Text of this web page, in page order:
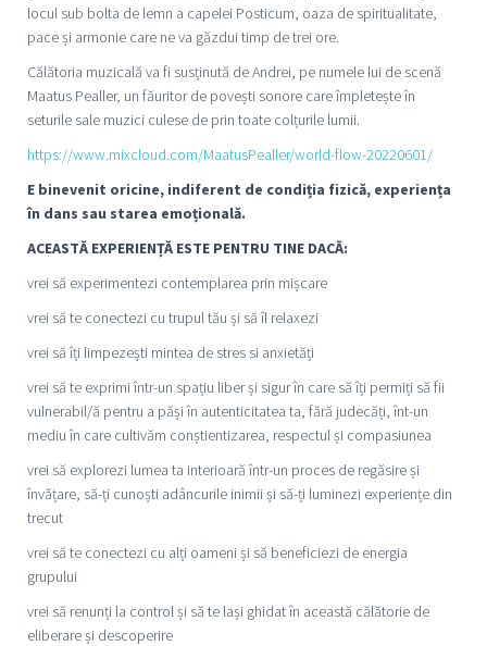
locul sub bolta de lemn a capelei Posticum, oaza de spiritualitate,
pace și armonie care ne va găzdui timp de trei ore.
Călătoria muzicală va fi susținută de Andrei, pe numele lui de scenă
Maatus Pealler, un făuritor de povești sonore care împletește în
seturile sale muzici culese de prin toate colțurile lumii.
https://www.mixcloud.com/MaatusPealler/world-flow-20220601/
E binevenit oricine, indiferent de condiția fizică, experiența
în dans sau starea emoțională.
ACEASTĂ EXPERIENȚĂ ESTE PENTRU TINE DACĂ:
vrei să experimentezi contemplarea prin mișcare
vrei să te conectezi cu trupul tău și să îl relaxezi
vrei să îți limpezești mintea de stres si anxietăți
vrei să te exprimi într-un spațiu liber și sigur în care să îți permiți să fii
vulnerabil/ă pentru a păși în autenticitatea ta, fără judecăți, înt-un
mediu în care cultivăm conștientizarea, respectul și compasiunea
vrei să explorezi lumea ta interioară într-un proces de regăsire și
învățare, să-ți cunoști adâncurile inimii și să-ți luminezi experiențe din
trecut
vrei să te conectezi cu alți oameni și să beneficiezi de energia
grupului
vrei să renunți la control și să te lași ghidat în această călătorie de
eliberare și descoperire